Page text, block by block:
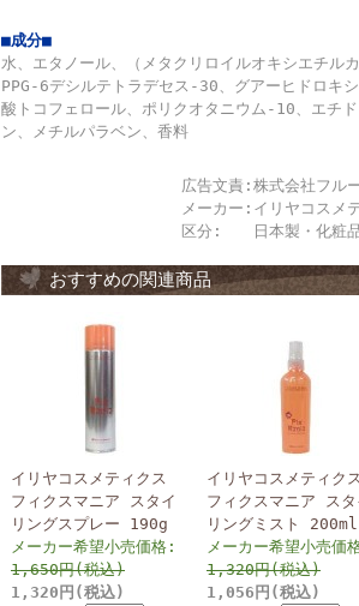
■成分■
水、エタノール、（メタクリロイルオキシエチル
PPG-6デシルテトラデセス-30、グアーヒドロキ
酸トコフェロール、ポリクオタニウム-10、エチ
ン、メチルパラベン、香料
広告文責: 株式会社フ
メーカー: イリヤコスメ
区分:
日本製・化粧
おすすめの関連商品
イリヤコスメティクス
フィクスマニア スタイ
リングスプレー 190g
メーカー希望小売価格:
1,650円(税込)
1,320円(税込)
イリヤコスメティク
フィクスマニア スタ
リングミスト 200ml
メーカー希望小売価
1,320円(税込)
1,056円(税込)